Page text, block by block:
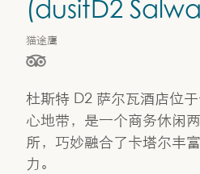
(dusitD2
猫途鹰
星级（按 5 星制评分），依据为
杜斯特 D2 萨尔瓦酒店位
心地带，是一个商务休闲
所，巧妙融合了卡塔尔丰
力。